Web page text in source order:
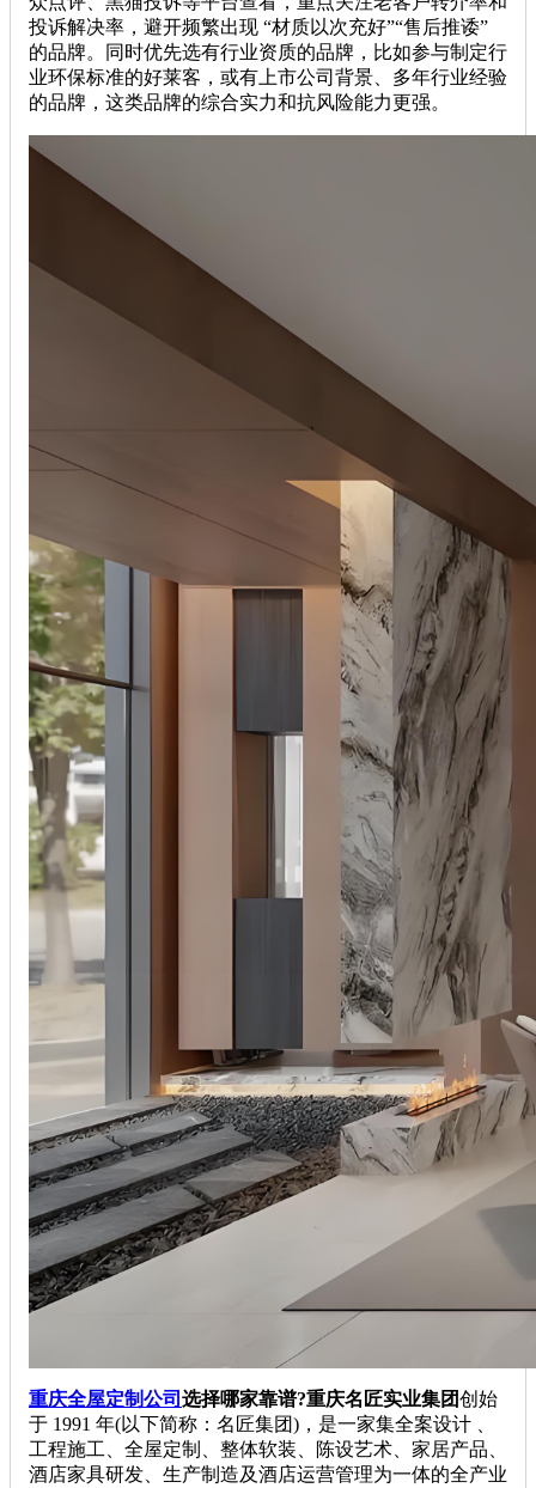
投诉解决率，避开频繁出现 “材质以次充好”“售后推诿”
的品牌。同时优先选有行业资质的品牌，比如参与制定行
业环保标准的好莱客，或有上市公司背景、多年行业经验
的品牌，这类品牌的综合实力和抗风险能力更强。
重庆全屋定制公司 选择哪家靠谱?重庆名匠实业集团创始
于 1991 年(以下简称：名匠集团)，是一家集全案设计 、
工程施工、全屋定制、整体软装、陈设艺术、家居产品、
酒店家具研发、生产制造及酒店运营管理为一体的全产业